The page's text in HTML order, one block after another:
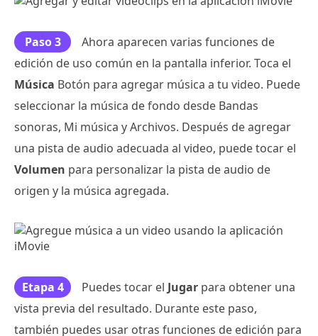
Paso 3
Ahora aparecen varias funciones de
edición de uso común en la pantalla inferior. Toca el
Música Botón para agregar música a tu video. Puede
seleccionar la música de fondo desde Bandas
sonoras, Mi música y Archivos. Después de agregar
una pista de audio adecuada al video, puede tocar el
Volumen para personalizar la pista de audio de
origen y la música agregada.
Etapa 4 Puedes tocar el Jugar para obtener una
vista previa del resultado. Durante este paso,
también puedes usar otras funciones de edición para